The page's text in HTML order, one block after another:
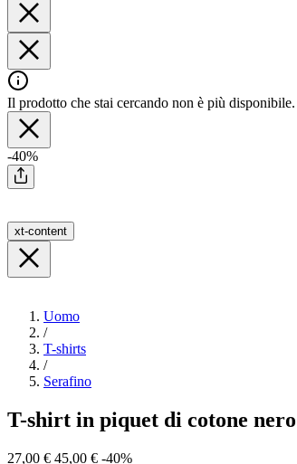
Il prodotto che stai cercando non è più
-40%
xt-content
Uomo
/
T-shirts
/
Serafino
T-shirt in piquet di cotone nero
27,00 € 45,00 € -40%